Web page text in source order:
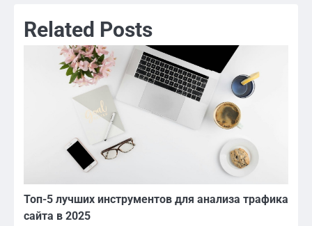
Related Posts
Топ-5 лучших инструментов для анализа трафика
сайта в 2025